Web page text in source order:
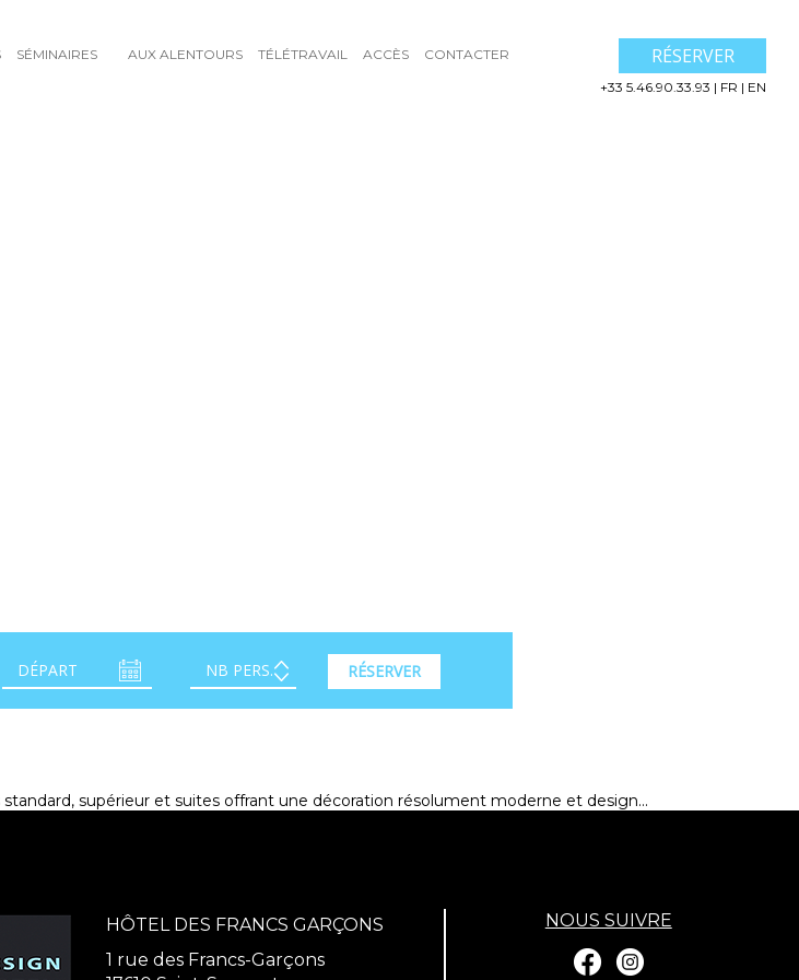
SÉMINAIRES AUX ALENTOURS TÉLÉTRAVAIL ACCÈS CONTACTER RÉSERVER
+33 5.46.90.33.93 | FR | EN
RÉSERVER
supérieur et suites offrant une décoration résolument moderne et design...
HÔTEL DES FRANCS GARÇONS
1 rue des Francs-Garçons
NOUS SUIVRE